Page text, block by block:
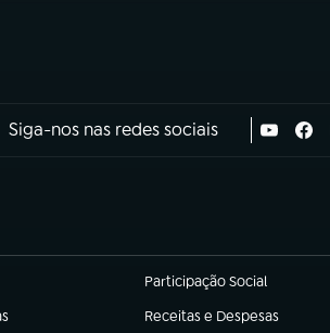
Siga-nos nas redes sociais
Participação Social
(abre em nova aba)
Receitas e Despesas
(abre em nova aba)